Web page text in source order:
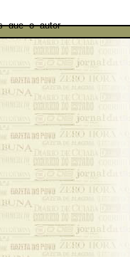
que o autor
este
que ele
dá uma nova
a imprensa
Seletas
de Rui
os
de Rui
a atividade.
E, no
para